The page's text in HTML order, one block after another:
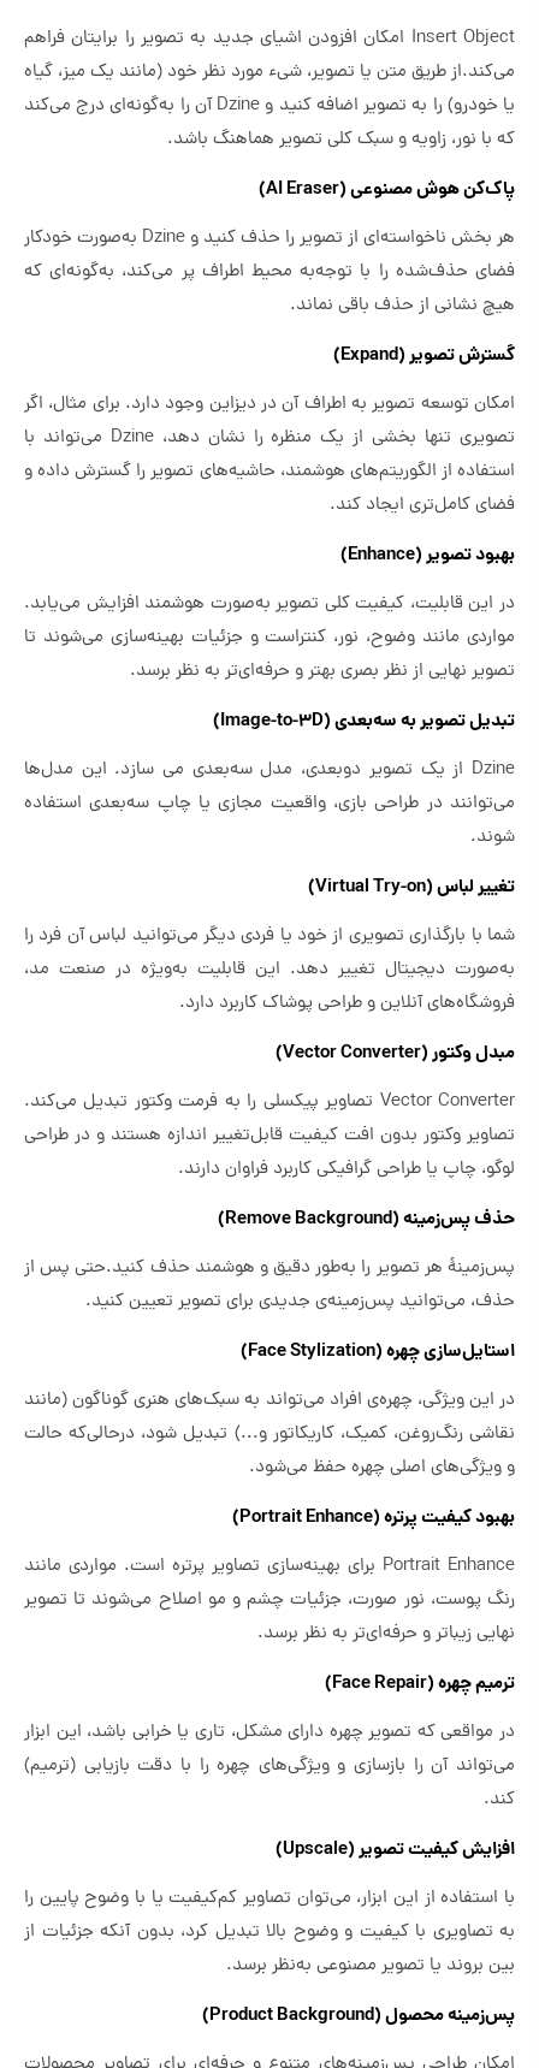
Insert Object امکان افزودن اشیای جدید به تصویر را برایتان فراهم
می‌کند.از طریق متن یا تصویر، شیء مورد نظر خود (مانند یک میز، گیاه
یا خودرو) را به تصویر اضافه کنید و Dzine آن را به‌گونه‌ای درج می‌کند
که با نور، زاویه و سبک کلی تصویر هماهنگ باشد.
پاک‌کن هوش مصنوعی (AI Eraser)
هر بخش ناخواسته‌ای از تصویر را حذف کنید و Dzine به‌صورت خودکار
فضای حذف‌شده را با توجه‌به محیط اطراف پر می‌کند، به‌گونه‌ای که
هیچ نشانی از حذف باقی نماند.
گسترش تصویر (Expand)
امکان توسعه تصویر به اطراف آن در دیزاین وجود دارد. برای مثال، اگر
تصویری تنها بخشی از یک منظره را نشان دهد، Dzine می‌تواند با
استفاده از الگوریتم‌های هوشمند، حاشیه‌های تصویر را گسترش داده و
فضای کامل‌تری ایجاد کند.
بهبود تصویر (Enhance)
در این قابلیت، کیفیت کلی تصویر به‌صورت هوشمند افزایش می‌یابد.
مواردی مانند وضوح، نور، کنتراست و جزئیات بهینه‌سازی می‌شوند تا
تصویر نهایی از نظر بصری بهتر و حرفه‌ای‌تر به‌ نظر برسد.
تبدیل تصویر به سه‌بعدی (Image-to-3D)
Dzine از یک تصویر دو‌بعدی، مدل سه‌بعدی می ‌سازد. این مدل‌ها
می‌توانند در طراحی بازی، واقعیت مجازی یا چاپ سه‌بعدی استفاده
شوند.
تغییر لباس (Virtual Try-on)
شما با بارگذاری تصویری از خود یا فردی دیگر می‌توانید لباس آن فرد را
به‌صورت دیجیتال تغییر دهد. این قابلیت به‌ویژه در صنعت مد،
فروشگاه‌های آنلاین و طراحی پوشاک کاربرد دارد.
مبدل وکتور (Vector Converter)
Vector Converter تصاویر پیکسلی را به فرمت وکتور تبدیل می‌کند.
تصاویر وکتور بدون افت کیفیت قابل‌تغییر اندازه هستند و در طراحی
لوگو، چاپ یا طراحی گرافیکی کاربرد فراوان دارند.
حذف پس‌زمینه (Remove Background)
پس‌زمینۀ هر تصویر را به‌طور دقیق و هوشمند حذف کنید.حتی پس از
حذف، می‌توانید پس‌زمینه‌ی جدیدی برای تصویر تعیین کنید.
استایل‌سازی چهره (Face Stylization)
در این ویژگی، چهره‌ی افراد می‌تواند به سبک‌های هنری گوناگون (مانند
نقاشی رنگ‌روغن، کمیک، کاریکاتور و...) تبدیل شود، درحالی‌که حالت
و ویژگی‌های اصلی چهره حفظ می‌شود.
بهبود کیفیت پرتره (Portrait Enhance)
Portrait Enhance برای بهینه‌سازی تصاویر پرتره است. مواردی مانند
رنگ پوست، نور صورت، جزئیات چشم و مو اصلاح می‌شوند تا تصویر
نهایی زیباتر و حرفه‌ای‌تر به نظر برسد.
ترمیم چهره (Face Repair)
در مواقعی که تصویر چهره دارای مشکل، تاری یا خرابی باشد، این ابزار
می‌تواند آن را بازسازی و ویژگی‌های چهره را با دقت بازیابی (ترمیم)
کند.
افزایش کیفیت تصویر (Upscale)
با استفاده از این ابزار، می‌توان تصاویر کم‌کیفیت یا با وضوح پایین را
به تصاویری با کیفیت و وضوح بالا تبدیل کرد، بدون آنکه جزئیات از
بین بروند یا تصویر مصنوعی به‌نظر برسد.
پس‌زمینه محصول (Product Background)